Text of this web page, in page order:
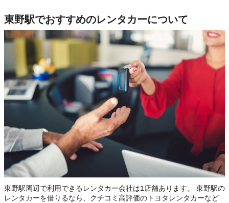
東野駅でおすすめのレンタカーについて
東野駅周辺で利用できるレンタカー会社は1店舗あります。 東野駅の
レンタカーを借りるなら、クチコミ高評価のトヨタレンタカーなど